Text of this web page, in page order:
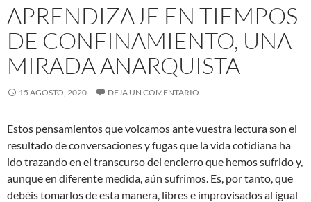
APRENDIZAJE EN TIEMPOS
DE CONFINAMIENTO, UNA
MIRADA ANARQUISTA
15 AGOSTO, 2020 DEJA UN COMENTARIO
Estos pensamientos que volcamos ante vuestra lectura son el
resultado de conversaciones y fugas que la vida cotidiana ha
ido trazando en el transcurso del encierro que hemos sufrido y,
aunque en diferente medida, aún sufrimos. Es, por tanto, que
debéis tomarlos de esta manera, libres e improvisados al igual